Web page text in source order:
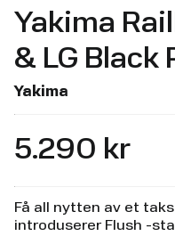
Yakima
& LG Black
Yakima
5.290 kr
Få all nytten av et
introduserer Flush -